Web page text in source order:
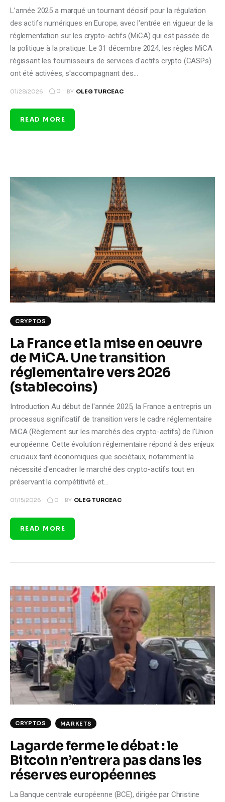
L’année 2025 a marqué un tournant décisif pour la régulation
des actifs numériques en Europe, avec l'entrée en vigueur de la
réglementation sur les crypto-actifs (MiCA) qui est passée de
la politique à la pratique. Le 31 décembre 2024, les règles MiCA
régissant les fournisseurs de services d'actifs crypto (CASPs)
ont été activées, s'accompagnant des…
01/28/2026 0 BY OLEG TURCEAC
READ MORE
CRYPTOS
La France et la mise en oeuvre
de MiCA. Une transition
réglementaire vers 2026
(stablecoins)
Introduction Au début de l'année 2025, la France a entrepris un
processus significatif de transition vers le cadre réglementaire
MiCA (Règlement sur les marchés des crypto-actifs) de l'Union
européenne. Cette évolution réglementaire répond à des enjeux
cruciaux tant économiques que sociétaux, notamment la
nécessité d'encadrer le marché des crypto-actifs tout en
préservant la compétitivité et…
01/15/2026 0 BY OLEG TURCEAC
READ MORE
CRYPTOS MARKETS
Lagarde ferme le débat : le
Bitcoin n’entrera pas dans les
réserves européennes
La Banque centrale européenne (BCE), dirigée par Christine